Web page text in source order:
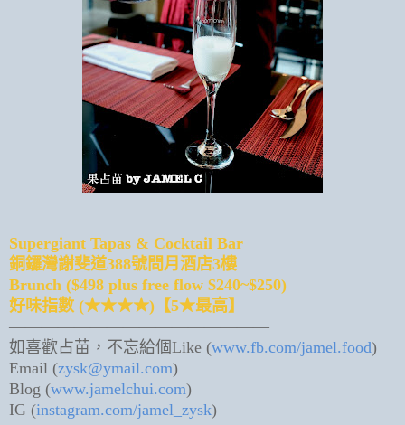
Supergiant Tapas & Cocktail Bar
銅鑼灣謝斐道388號問月酒店3樓
Brunch ($498 plus free flow $240~$250)
好味指數 (★★★★)【5★最高】
————————————————
如喜歡占苗，不忘給個Like (www.fb.com/jamel.food)
Email (zysk@ymail.com)
Blog (www.jamelchui.com)
IG (instagram.com/jamel_zysk)